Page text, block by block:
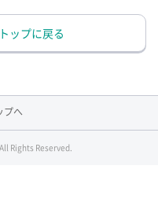
ップに戻る
プへ
Rights Reserved.